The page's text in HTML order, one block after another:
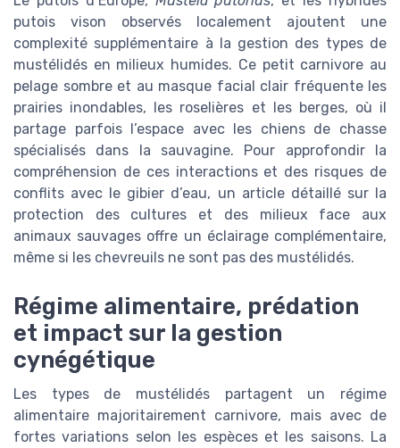
putois vison observés localement ajoutent une
complexité supplémentaire à la gestion des types de
mustélidés en milieux humides. Ce petit carnivore au
pelage sombre et au masque facial clair fréquente les
prairies inondables, les roselières et les berges, où il
partage parfois l’espace avec les chiens de chasse
spécialisés dans la sauvagine. Pour approfondir la
compréhension de ces interactions et des risques de
conflits avec le gibier d’eau, un article détaillé sur la
protection des cultures et des milieux face aux
animaux sauvages offre un éclairage complémentaire,
même si les chevreuils ne sont pas des mustélidés.
Régime alimentaire, prédation
et impact sur la gestion
cynégétique
Les types de mustélidés partagent un régime
alimentaire majoritairement carnivore, mais avec de
fortes variations selon les espèces et les saisons. La